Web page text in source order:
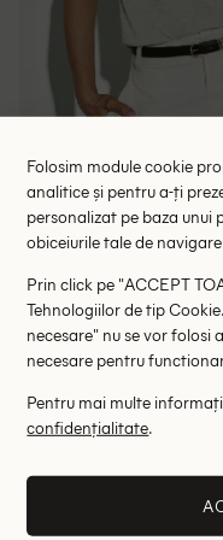
39.50
RRP:
Folosim module cookie
analitice și pentru a-ți
personalizat pe baza
obiceiurile tale de
Prin click pe "ACCEPT
Tehnologiilor de tip
necesare" nu se vor folosi
necesare pentru
Pentru mai multe
confidențialitate.